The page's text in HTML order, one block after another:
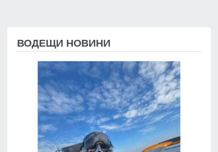
ВОДЕЩИ НОВИНИ